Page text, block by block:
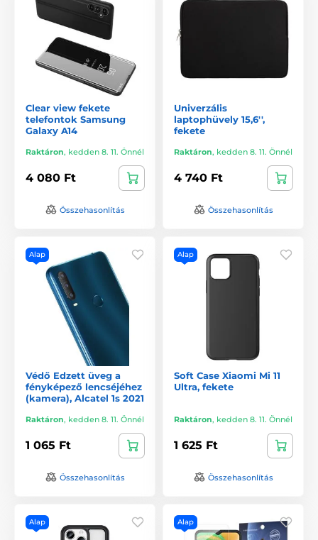
Clear view fekete
telefontok Samsung
Galaxy A14
Raktáron, kedden 8. 11. Önnél
4 080 Ft
Összehasonlítás
Univerzális
laptophüvely 15,6'',
fekete
Raktáron, kedden 8. 11. Önnél
4 740 Ft
Összehasonlítás
Alap
Védő Edzett üveg a
fényképező lencséjéhez
(kamera), Alcatel 1s 2021
Raktáron, kedden 8. 11. Önnél
1 065 Ft
Összehasonlítás
Alap
Soft Case Xiaomi Mi 11
Ultra, fekete
Raktáron, kedden 8. 11. Önnél
1 625 Ft
Összehasonlítás
Alap Alap